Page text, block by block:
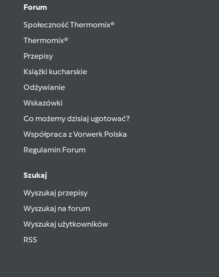
Forum
Społeczność Thermomix®
Thermomix®
Przepisy
Książki kucharskie
Odżywianie
Wskazówki
Co możemy dzisiaj ugotować?
Współpraca z Vorwerk Polska
Regulamin Forum
Szukaj
Wyszukaj przepisy
Wyszukaj na forum
Wyszukaj użytkowników
RSS